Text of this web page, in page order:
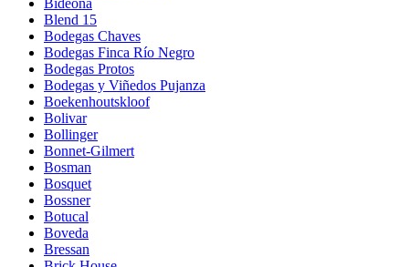
Bideona
Blend 15
Bodegas Chaves
Bodegas Finca Río Negro
Bodegas Protos
Bodegas y Viñedos Pujanza
Boekenhoutskloof
Bolivar
Bollinger
Bonnet-Gilmert
Bosman
Bosquet
Bossner
Botucal
Boveda
Bressan